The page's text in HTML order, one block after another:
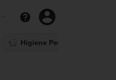
Higiene Pessoal